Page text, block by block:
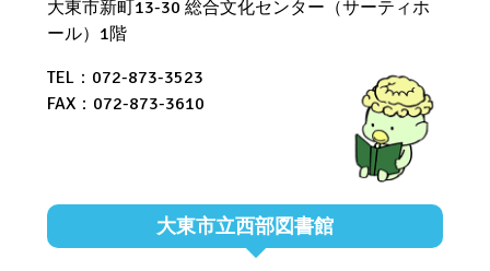
大東市新町13-30 総合文化センター（サーティホ
ール）1階
TEL：072-873-3523
FAX：072-873-3610
大東市立西部図書館